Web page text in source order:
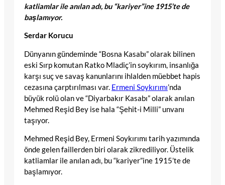
katliamlar ile anılan adı, bu “kariyer”ine 1915’te de
başlamıyor.
Serdar Korucu
Dünyanın gündeminde “Bosna Kasabı” olarak bilinen
eski Sırp komutan Ratko Mladiç’in soykırım, insanlığa
karşı suç ve savaş kanunlarını ihlalden müebbet hapis
cezasına çarptırılması var. Ermeni Soykırımı’nda
büyük rolü olan ve “Diyarbakır Kasabı” olarak anılan
Mehmed Reşid Bey ise hala “Şehit-i Milli” unvanı
taşıyor.
Mehmed Reşid Bey, Ermeni Soykırımı tarih yazımında
önde gelen faillerden biri olarak zikrediliyor. Üstelik
katliamlar ile anılan adı, bu “kariyer”ine 1915’te de
başlamıyor.